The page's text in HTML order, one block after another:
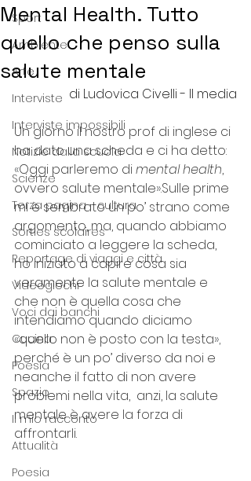
Sport
Ambiente
Arte
Interviste
Interviste impossibili
Notizie dalla scuola
Scienze
Terza pagina - cultura
Sorties scolaires
Reportage di viaggi e città
Videogiochi
Voci dai banchi
Cucina
Poesia
Spazio
Il mio racconto
Attualità
Poesia
Mental Health. Tutto
quello che penso sulla
salute mentale
di Ludovica Civelli - II media
Un giorno il nostro prof di inglese ci
ha dato una scheda e ci ha detto:
«Oggi parleremo di mental health,
ovvero salute mentale».Sulle prime
mi è sembrato un po’ strano come
argomento, ma, quando abbiamo
cominciato a leggere la scheda,
ho iniziato a capire cosa sia
veramente la salute mentale e
che non è quella cosa che
intendiamo quando diciamo
«quello non è posto con la testa»,
perché è un po’ diverso da noi e
neanche il fatto di non avere
problemi nella vita,  anzi, la salute
mentale è avere la forza di
affrontarli.